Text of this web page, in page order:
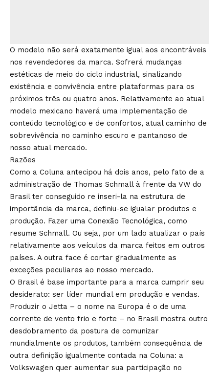
O modelo não será exatamente igual aos encontráveis
nos revendedores da marca. Sofrerá mudanças
estéticas de meio do ciclo industrial, sinalizando
existência e convivência entre plataformas para os
próximos três ou quatro anos. Relativamente ao atual
modelo mexicano haverá uma implementação de
conteúdo tecnológico e de confortos, atual caminho de
sobrevivência no caminho escuro e pantanoso de
nosso atual mercado.
Razões
Como a Coluna antecipou há dois anos, pelo fato de a
administração de Thomas Schmall à frente da VW do
Brasil ter conseguido re inseri-la na estrutura de
importância da marca, definiu-se igualar produtos e
produção. Fazer uma Conexão Tecnológica, como
resume Schmall. Ou seja, por um lado atualizar o país
relativamente aos veículos da marca feitos em outros
países. A outra face é cortar gradualmente as
exceções peculiares ao nosso mercado.
O Brasil é base importante para a marca cumprir seu
desiderato: ser líder mundial em produção e vendas.
Produzir o Jetta – o nome na Europa é o de uma
corrente de vento frio e forte – no Brasil mostra outro
desdobramento da postura de comunizar
mundialmente os produtos, também consequência de
outra definição igualmente contada na Coluna: a
Volkswagen quer aumentar sua participação no